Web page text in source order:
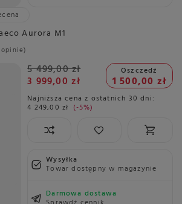
Aurora M1
opinie
5 499,00 zł
3 999,00 zł
Oszczedź
1 500,00 zł
Najniższa cena z ostatnich 30 dni:
4 249,00 zł -5%
Wysyłka
Towar dostępny w magazynie
Darmowa dostawa